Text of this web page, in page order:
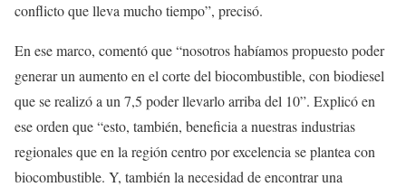
conflicto que lleva mucho tiempo”, precisó.
En ese marco, comentó que “nosotros habíamos propuesto poder
generar un aumento en el corte del biocombustible, con biodiesel
que se realizó a un 7,5 poder llevarlo arriba del 10”. Explicó en
ese orden que “esto, también, beneficia a nuestras industrias
regionales que en la región centro por excelencia se plantea con
biocombustible. Y, también la necesidad de encontrar una